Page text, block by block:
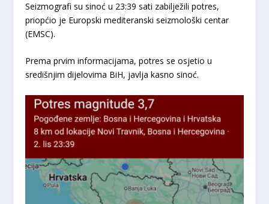
Seizmografi su sinoć u 23:39 sati zabilježili potres,
priopćio je Europski mediteranski seizmološki centar
(EMSC).
Prema prvim informacijama, potres se osjetio u
središnjim dijelovima BiH, javlja kasno sinoć.